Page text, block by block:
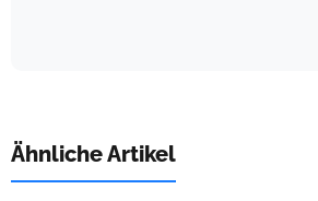
Ähnliche Artikel